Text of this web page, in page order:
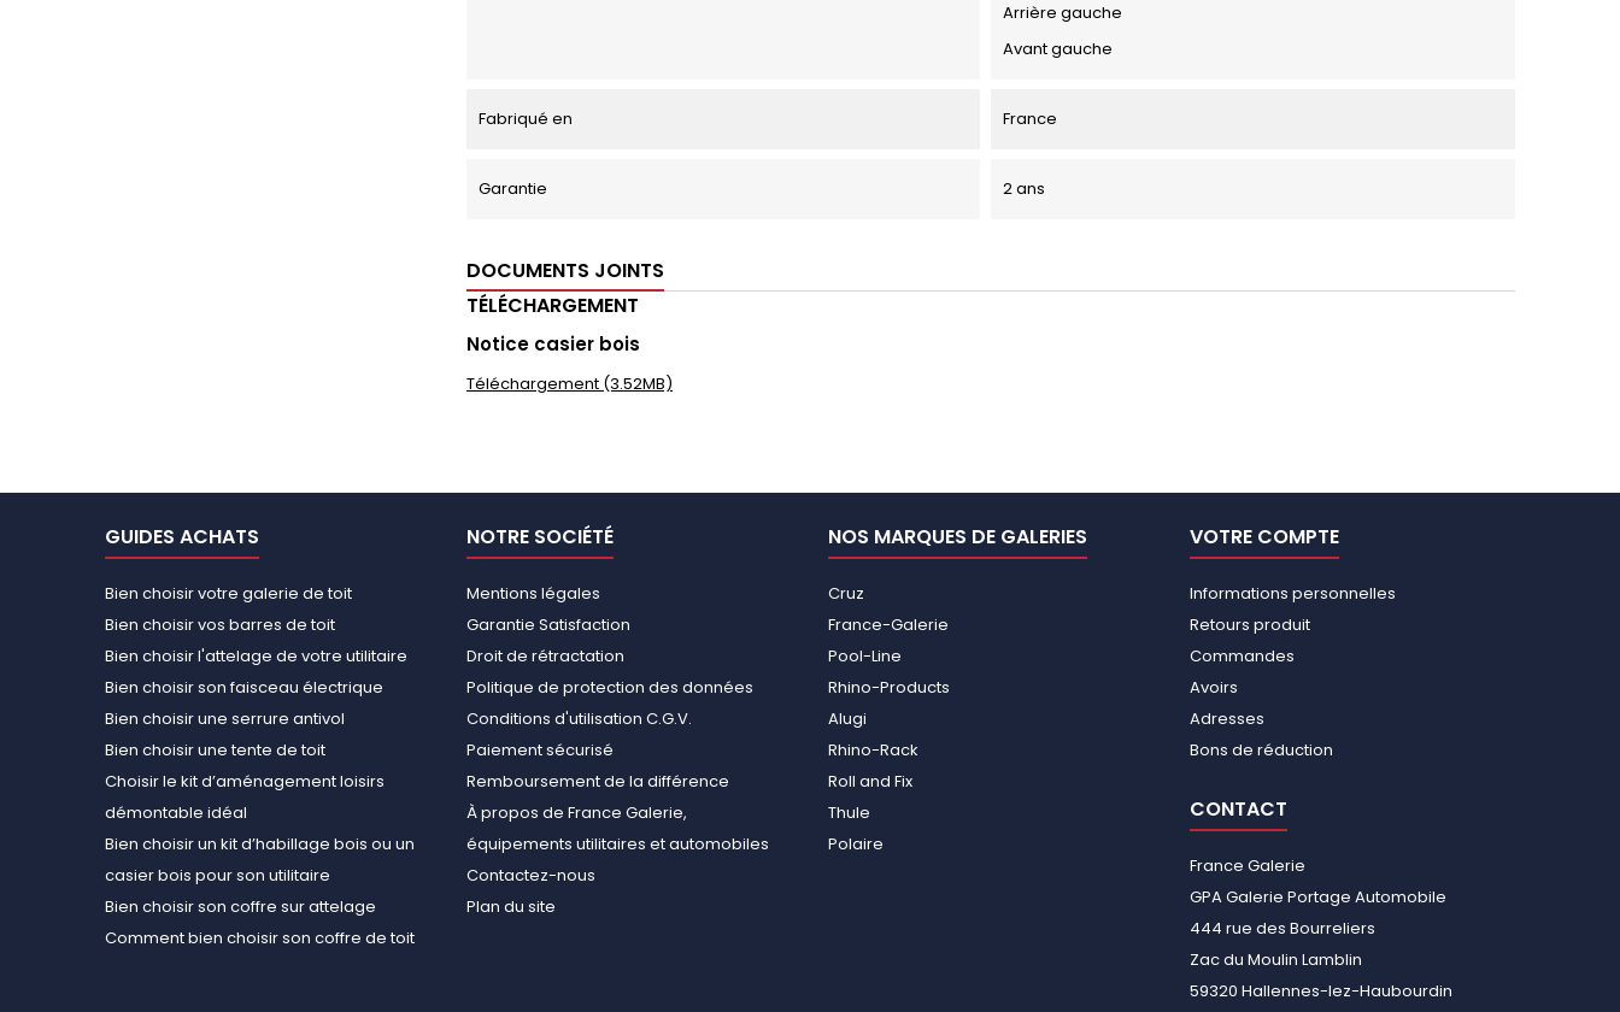
Arrière gauche
Avant gauche
Fabriqué en France
Garantie 2 ans
DOCUMENTS JOINTS
TÉLÉCHARGEMENT
Notice casier bois
Téléchargement (3.52MB)
GUIDES ACHATS
Bien choisir votre galerie de toit
Bien choisir vos barres de toit
Bien choisir l'attelage de votre utilitaire
Bien choisir son faisceau électrique
Bien choisir une serrure antivol
Bien choisir une tente de toit
Choisir le kit d’aménagement loisirs
démontable idéal
Bien choisir un kit d’habillage bois ou un
casier bois pour son utilitaire
Bien choisir son coffre sur attelage
Comment bien choisir son coffre de toit
NOTRE SOCIÉTÉ
Mentions légales
Garantie Satisfaction
Droit de rétractation
Politique de protection des données
Conditions d'utilisation C.G.V.
Paiement sécurisé
Remboursement de la différence
À propos de France Galerie,
équipements utilitaires et automobiles
Contactez-nous
Plan du site
NOS MARQUES DE GALERIES
Cruz
France-Galerie
Pool-Line
Rhino-Products
Alugi
Rhino-Rack
Roll and Fix
Thule
Polaire
VOTRE COMPTE
Informations personnelles
Retours produit
Commandes
Avoirs
Adresses
Bons de réduction
CONTACT
France Galerie
GPA Galerie Portage Automobile
444 rue des Bourreliers
Zac du Moulin Lamblin
59320 Hallennes-lez-Haubourdin